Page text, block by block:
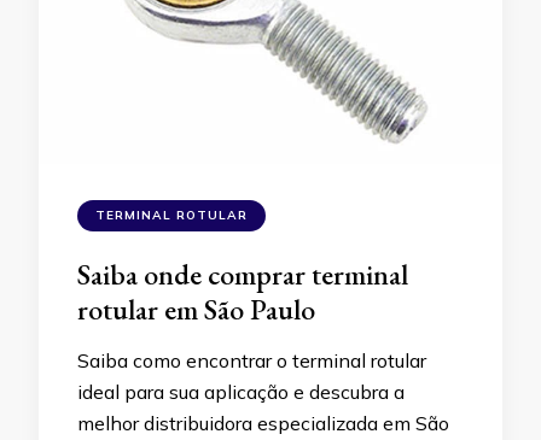
TERMINAL ROTULAR
Saiba onde comprar terminal
rotular em São Paulo
Saiba como encontrar o terminal rotular
ideal para sua aplicação e descubra a
melhor distribuidora especializada em São